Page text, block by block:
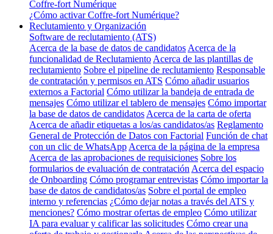
Coffre-fort Numérique
¿Cómo activar Coffre-fort Numérique?
Reclutamiento y Organización
Software de reclutamiento (ATS)
Acerca de la base de datos de candidatos Acerca de la
funcionalidad de Reclutamiento Acerca de las plantillas de
reclutamiento Sobre el pipeline de reclutamiento Responsable
de contratación y permisos en ATS Cómo añadir usuarios
externos a Factorial Cómo utilizar la bandeja de entrada de
mensajes Cómo utilizar el tablero de mensajes Cómo importar
la base de datos de candidatos Acerca de la carta de oferta
Acerca de añadir etiquetas a los/as candidatos/as Reglamento
General de Protección de Datos con Factorial Función de chat
con un clic de WhatsApp Acerca de la página de la empresa
Acerca de las aprobaciones de requisiciones Sobre los
formularios de evaluación de contratación Acerca del espacio
de Onboarding Cómo programar entrevistas Cómo importar la
base de datos de candidatos/as Sobre el portal de empleo
interno y referencias ¿Cómo dejar notas a través del ATS y
menciones? Cómo mostrar ofertas de empleo Cómo utilizar
IA para evaluar y calificar las solicitudes Cómo crear una